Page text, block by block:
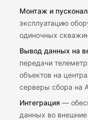
Монтаж и
эксплуатацию
одиночных
Вывод данных на
передачи
объектов на
серверы сбора на
Интеграция —
данных во